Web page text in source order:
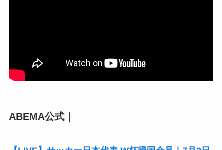
ABEMA公式｜